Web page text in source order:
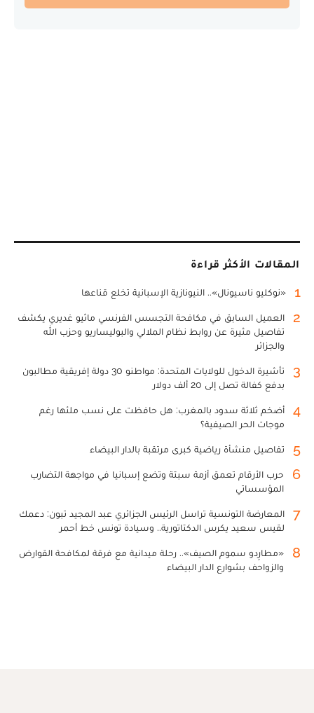
المقالات الأكثر قراءة
1 «نوكليو ناسيونال».. النيونازية الإسبانية تخلع قناعها
2
العميل السابق في مكافحة التجسس الفرنسي ماثيو غديري يكشف
تفاصيل مثيرة عن روابط نظام الملالي والبوليساريو وحزب الله
والجزائر
3
تأشيرة الدخول للولايات المتحدة: مواطنو 30 دولة إفريقية مطالبون
بدفع كفالة تصل إلى 20 ألف دولار
4
أضخم ثلاثة سدود بالمغرب: هل حافظت على نسب ملئها رغم
موجات الحر الصيفية؟
5 تفاصيل منشأة رياضية كبرى مرتقبة بالدار البيضاء
6
حرب الأرقام تعمق أزمة سبتة وتضع إسبانيا في مواجهة التضارب
المؤسساتي
7
المعارضة التونسية تراسل الرئيس الجزائري عبد المجيد تبون: دعمك
لقيس سعيد يكرس الدكتاتورية.. وسيادة تونس خط أحمر
8
«مطارِدو سموم الصيف».. رحلة ميدانية مع فرقة لمكافحة القوارض
والزواحف بشوارع الدار البيضاء